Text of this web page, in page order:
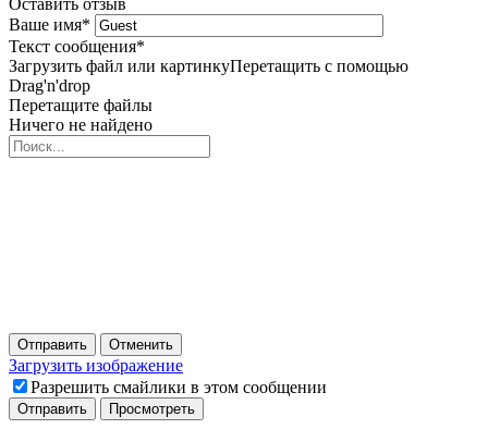
Оставить отзыв
Ваше имя*
Текст сообщения*
Загрузить файл или картинкуПеретащить с помощью
Drag'n'drop
Перетащите файлы
Ничего не найдено
Отправить Отменить
Загрузить изображение
Разрешить смайлики в этом сообщении